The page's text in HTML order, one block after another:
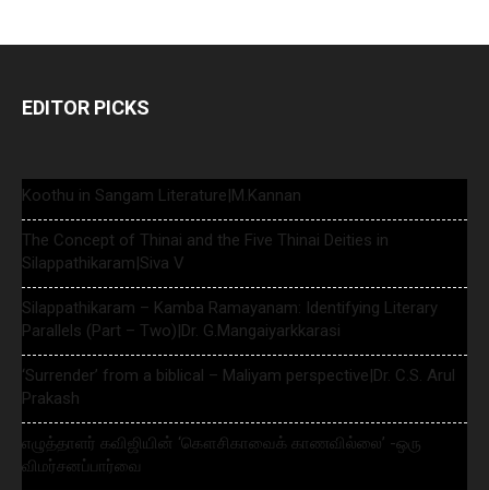
EDITOR PICKS
Koothu in Sangam Literature|M.Kannan
The Concept of Thinai and the Five Thinai Deities in
Silappathikaram|Siva V
Silappathikaram – Kamba Ramayanam: Identifying Literary
Parallels (Part – Two)|Dr. G.Mangaiyarkkarasi
‘Surrender’ from a biblical – Maliyam perspective|Dr. C.S. Arul
Prakash
எழுத்தாளர் கவிஜியின் ‘கௌசிகாவைக் காணவில்லை’ -ஒரு
விமர்சனப்பார்வை